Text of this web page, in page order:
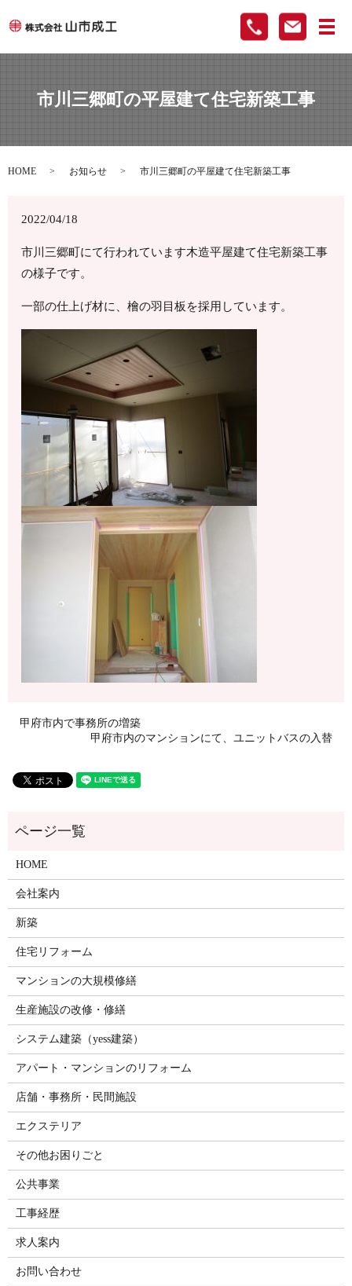
メ
市川三郷町の平屋建て住宅新築工事
HOME お知らせ 市川三郷町の平屋建て住宅新築工事
2022/04/18
市川三郷町にて行われています木造平屋建て住宅新築工事
の様子です。
一部の仕上げ材に、檜の羽目板を採用しています。
甲府市内で事務所の増築
甲府市内のマンションにて、ユニットバスの入替
HOME
会社案内
新築
住宅リフォーム
マンションの大規模修繕
生産施設の改修・修繕
システム建築（yess建築）
アパート・マンションのリフォーム
店舗・事務所・民間施設
エクステリア
その他お困りごと
公共事業
工事経歴
求人案内
お問い合わせ